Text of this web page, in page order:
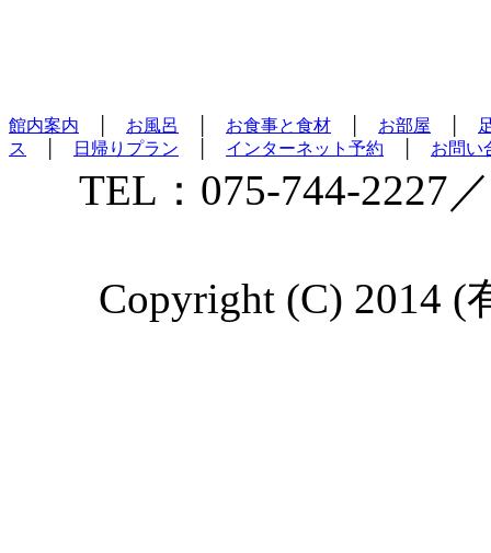
館内案内 お風呂 お食事と食材 お部屋
ス
日帰りプラン インターネット予約 お問い
TEL：075-744-2227
Copyright (C) 2014 (